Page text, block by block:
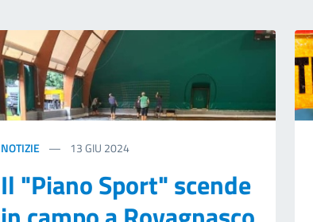
NOTIZIE 13GIU 2024
Il "Piano Sport" scende